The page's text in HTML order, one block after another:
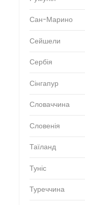
Сан-Марино
Сейшели
Сербія
Сінгапур
Словаччина
Словенія
Таїланд
Туніс
Туреччина